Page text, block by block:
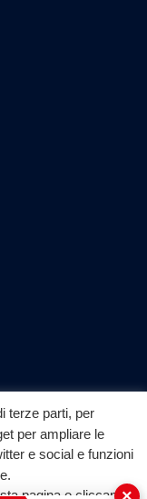
terze parti, per
per ampliare le
e social e funzioni
pagina o cliccando